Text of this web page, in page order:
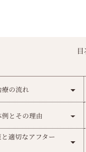
の流れ
とその理由
適切なアフター